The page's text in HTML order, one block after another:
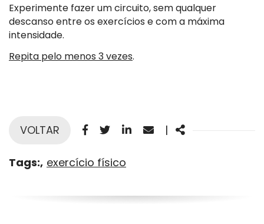
Experimente fazer um circuito, sem qualquer
descanso entre os exercícios e com a máxima
intensidade.
Repita pelo menos 3 vezes.
VOLTAR Facebook
TwitterLinkedinEmail
| Share
Tags: exercício físico